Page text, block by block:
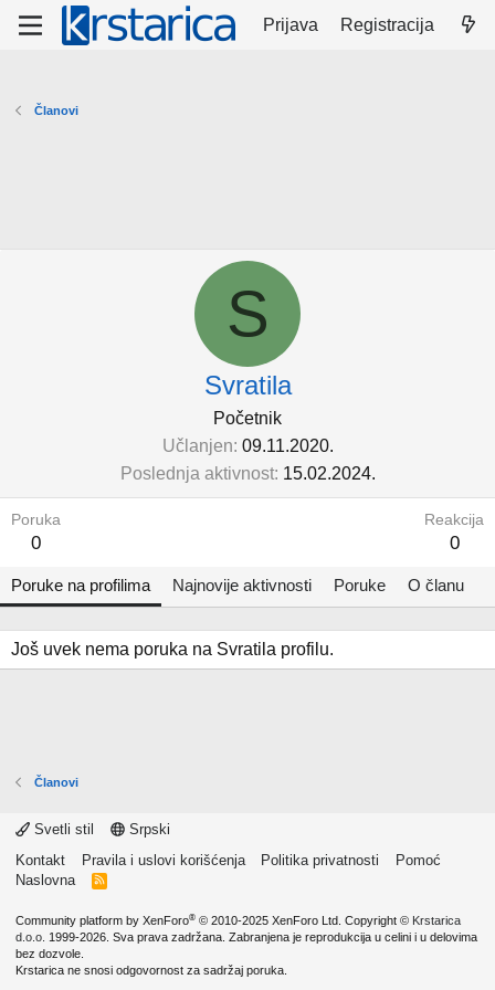
Prijava Registracija
Članovi
S
Svratila
Početnik
Učlanjen 09.11.2020.
Poslednja aktivnost 15.02.2024.
Poruka
0
Reakcija
0
Poruke na profilima Najnovije aktivnosti Poruke O članu
Još uvek nema poruka na Svratila profilu.
Članovi
Svetli stil
Srpski
Kontakt
Pravila i uslovi korišćenja Politika privatnosti
Pomoć
Naslovna
R
Community platform by XenForo® © 2010-2025 XenForo Ltd. Copyright © Krstarica
d.o.o. 1999-2026. Sva prava zadržana. Zabranjena je reprodukcija u celini i u delovima
bez dozvole.
Krstarica ne snosi odgovornost za sadržaj poruka.